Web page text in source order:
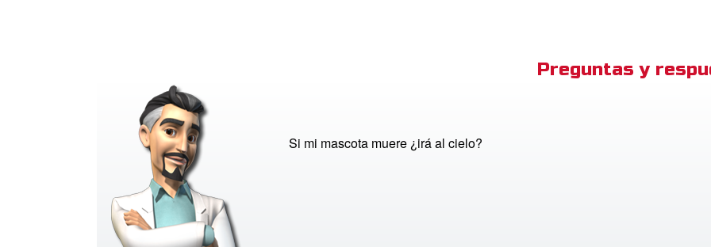
Preguntas y
Si mi mascota muere ¿irá al cielo?